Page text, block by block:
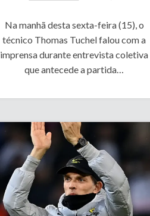
Na manhã desta sexta-feira (15), o
técnico Thomas Tuchel falou com a
imprensa durante entrevista coletiva
que antecede a partida…